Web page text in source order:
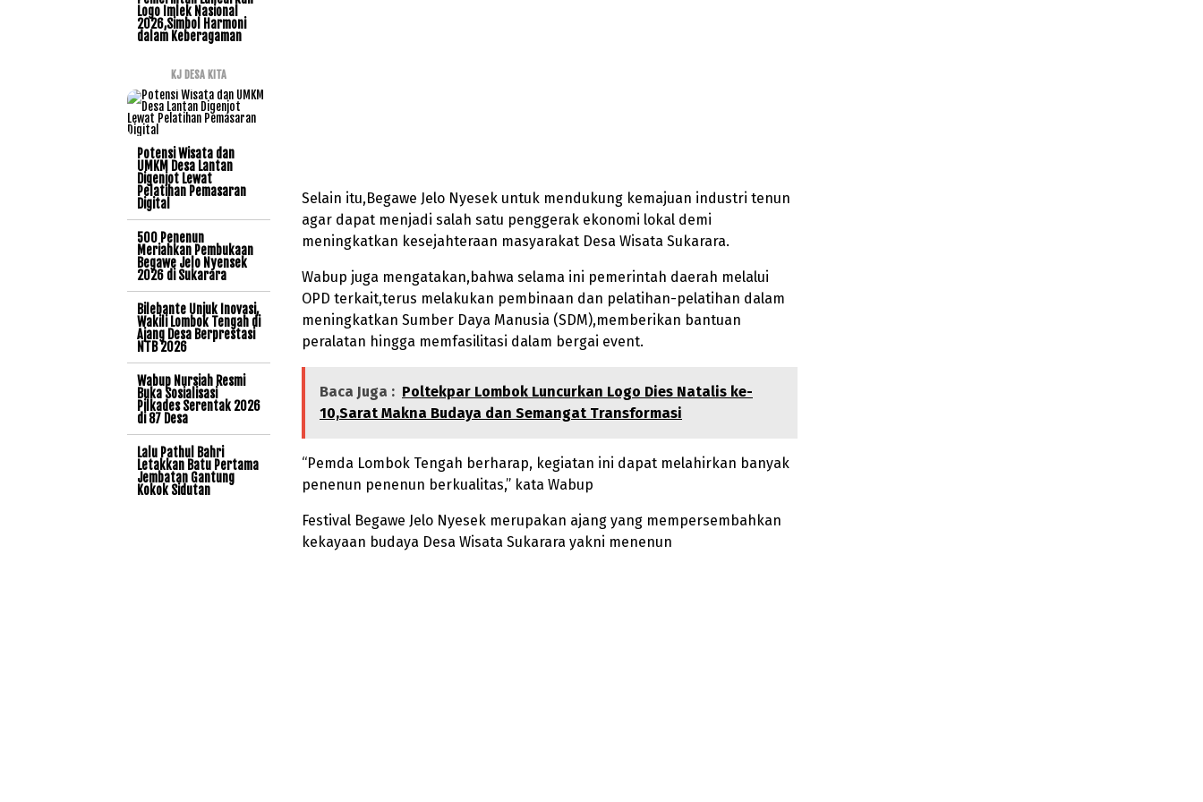
Selain itu,Begawe Jelo Nyesek untuk mendukung kemajuan industri tenun
agar dapat menjadi salah satu penggerak ekonomi lokal demi
meningkatkan kesejahteraan masyarakat Desa Wisata Sukarara.
Wabup juga mengatakan,bahwa selama ini pemerintah daerah melalui
OPD terkait,terus melakukan pembinaan dan pelatihan-pelatihan dalam
meningkatkan Sumber Daya Manusia (SDM),memberikan bantuan
peralatan hingga memfasilitasi dalam bergai event.
Baca Juga : Poltekpar Lombok Luncurkan Logo Dies Natalis ke-
10,Sarat Makna Budaya dan Semangat Transformasi
“Pemda Lombok Tengah berharap, kegiatan ini dapat melahirkan banyak
penenun penenun berkualitas,” kata Wabup
Festival Begawe Jelo Nyesek merupakan ajang yang mempersembahkan
kekayaan budaya Desa Wisata Sukarara yakni menenun
Logo Imlek Nasional
2026,Simbol Harmoni
dalam Keberagaman
KJ DESA KITA
Potensi Wisata dan
UMKM Desa Lantan
Digenjot Lewat
Pelatihan Pemasaran
Digital
500 Penenun
Meriahkan Pembukaan
Begawe Jelo Nyensek
2026 di Sukarara
Bilebante Unjuk Inovasi,
Wakili Lombok Tengah di
Ajang Desa Berprestasi
NTB 2026
Wabup Nursiah Resmi
Buka Sosialisasi
Pilkades Serentak 2026
di 87 Desa
Lalu Pathul Bahri
Letakkan Batu Pertama
Jembatan Gantung
Kokok Sidutan